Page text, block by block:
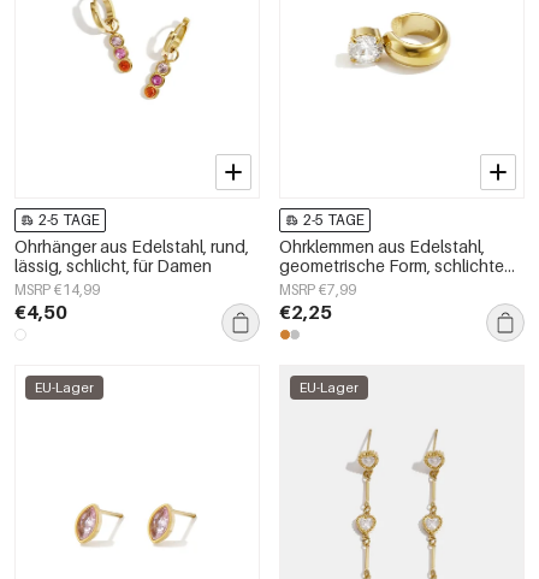
2-5 TAGE
Ohrhänger aus Edelstahl, rund,
lässig, schlicht, für Damen
MSRP €14,99
€4,50
2-5 TAGE
Ohrklemmen aus Edelstahl,
geometrische Form, schlichte
Alltags-Serie, Damenschmuck
MSRP €7,99
€2,25
EU-Lager EU-Lager